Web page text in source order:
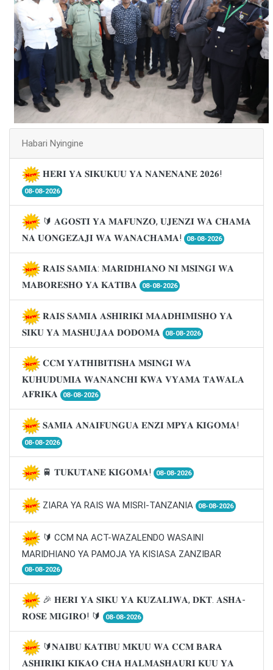
Habari Nyingine
𝐇𝐄𝐑𝐈 𝐘𝐀 𝐒𝐈𝐊𝐔𝐊𝐔𝐔 𝐘𝐀 𝐍𝐀𝐍𝐄𝐍𝐀𝐍𝐄 𝟐𝟎𝟐𝟔!
08-08-2026
🔰 𝐀𝐆𝐎𝐒𝐓𝐈 𝐘𝐀 𝐌𝐀𝐅𝐔𝐍𝐙𝐎, 𝐔𝐉𝐄𝐍𝐙𝐈 𝐖𝐀 𝐂𝐇𝐀𝐌𝐀
𝐍𝐀 𝐔𝐎𝐍𝐆𝐄𝐙𝐀𝐉𝐈 𝐖𝐀 𝐖𝐀𝐍𝐀𝐂𝐇𝐀𝐌𝐀!
08-08-2026
𝐑𝐀𝐈𝐒 𝐒𝐀𝐌𝐈𝐀: 𝐌𝐀𝐑𝐈𝐃𝐇𝐈𝐀𝐍𝐎 𝐍𝐈 𝐌𝐒𝐈𝐍𝐆𝐈 𝐖𝐀
𝐌𝐀𝐁𝐎𝐑𝐄𝐒𝐇𝐎 𝐘𝐀 𝐊𝐀𝐓𝐈𝐁𝐀
08-08-2026
𝐑𝐀𝐈𝐒 𝐒𝐀𝐌𝐈𝐀 𝐀𝐒𝐇𝐈𝐑𝐈𝐊𝐈 𝐌𝐀𝐀𝐃𝐇𝐈𝐌𝐈𝐒𝐇𝐎 𝐘𝐀
𝐒𝐈𝐊𝐔 𝐘𝐀 𝐌𝐀𝐒𝐇𝐔𝐉𝐀𝐀 𝐃𝐎𝐃𝐎𝐌𝐀
08-08-2026
𝐂𝐂𝐌 𝐘𝐀𝐓𝐇𝐈𝐁𝐈𝐓𝐈𝐒𝐇𝐀 𝐌𝐒𝐈𝐍𝐆𝐈 𝐖𝐀
𝐊𝐔𝐇𝐔𝐃𝐔𝐌𝐈𝐀 𝐖𝐀𝐍𝐀𝐍𝐂𝐇𝐈 𝐊𝐖𝐀 𝐕𝐘𝐀𝐌𝐀 𝐓𝐀𝐖𝐀𝐋𝐀
𝐀𝐅𝐑𝐈𝐊𝐀
08-08-2026
𝐒𝐀𝐌𝐈𝐀 𝐀𝐍𝐀𝐈𝐅𝐔𝐍𝐆𝐔𝐀 𝐄𝐍𝐙𝐈 𝐌𝐏𝐘𝐀 𝐊𝐈𝐆𝐎𝐌𝐀!
08-08-2026
🚆 𝐓𝐔𝐊𝐔𝐓𝐀𝐍𝐄 𝐊𝐈𝐆𝐎𝐌𝐀! 08-08-2026
ZIARA YA RAIS WA MISRI-TANZANIA 08-08-2026
🔰 CCM NA ACT-WAZALENDO WASAINI
MARIDHIANO YA PAMOJA YA KISIASA ZANZIBAR
08-08-2026
🎉 𝐇𝐄𝐑𝐈 𝐘𝐀 𝐒𝐈𝐊𝐔 𝐘𝐀 𝐊𝐔𝐙𝐀𝐋𝐈𝐖𝐀, 𝐃𝐊𝐓. 𝐀𝐒𝐇𝐀-
𝐑𝐎𝐒𝐄 𝐌𝐈𝐆𝐈𝐑𝐎! 🔰
08-08-2026
🔰𝐍𝐀𝐈𝐁𝐔 𝐊𝐀𝐓𝐈𝐁𝐔 𝐌𝐊𝐔𝐔 𝐖𝐀 𝐂𝐂𝐌 𝐁𝐀𝐑𝐀
𝐀𝐒𝐇𝐈𝐑𝐈𝐊𝐈 𝐊𝐈𝐊𝐀𝐎 𝐂𝐇𝐀 𝐇𝐀𝐋𝐌𝐀𝐒𝐇𝐀𝐔𝐑𝐈 𝐊𝐔𝐔 𝐘𝐀